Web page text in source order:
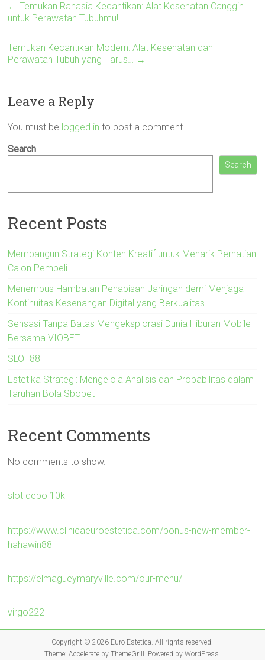
← Temukan Rahasia Kecantikan: Alat Kesehatan Canggih
untuk Perawatan Tubuhmu!
Temukan Kecantikan Modern: Alat Kesehatan dan
Perawatan Tubuh yang Harus… →
Leave a Reply
You must be logged in to post a comment.
Search
Search
Recent Posts
Membangun Strategi Konten Kreatif untuk Menarik Perhatian
Calon Pembeli
Menembus Hambatan Penapisan Jaringan demi Menjaga
Kontinuitas Kesenangan Digital yang Berkualitas
Sensasi Tanpa Batas Mengeksplorasi Dunia Hiburan Mobile
Bersama VIOBET
SLOT88
Estetika Strategi: Mengelola Analisis dan Probabilitas dalam
Taruhan Bola Sbobet
Recent Comments
No comments to show.
slot depo 10k
https://www.clinicaeuroestetica.com/bonus-new-member-
hahawin88
https://elmagueymaryville.com/our-menu/
virgo222
Copyright © 2026 Euro Estetica . All rights reserved.
Theme: Accelerateby ThemeGrill. Powered by WordPress